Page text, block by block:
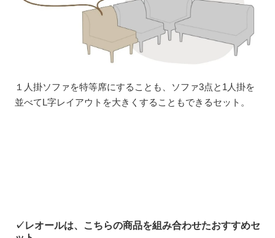
１人掛ソファを特等席にすることも、ソファ3点と1人掛を
並べてL字レイアウトを大きくすることもできるセット。
✓レオールは、こちらの商品を組み合わせたおすすめセ